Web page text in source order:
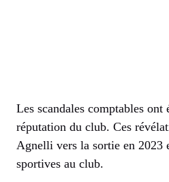
Les scandales comptables ont
réputation du club. Ces
Agnelli vers la sortie en 2023
sportives au club.